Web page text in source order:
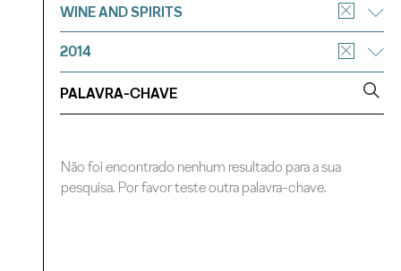
WINE AND SPIRITS
2014
Não foi encontrado nenhum resultado para a sua
pesquisa. Por favor teste outra palavra-chave.